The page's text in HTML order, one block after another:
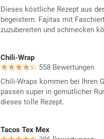
Dieses köstliche Rezept aus
begeistern. Fajitas mit
zuzubereiten und schmecken
Chili-Wrap
558 Bewertungen
Chili-Wraps kommen bei Ihren
passen super in gemütlicher
dieses tolle Rezept.
Tacos Tex Mex